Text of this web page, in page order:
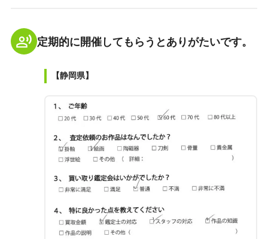
定期的に開催してもらうとありがたいです。
【静岡県】